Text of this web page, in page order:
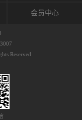
的刺激，从而引起过敏瘙
物质。 因此，身体所需的
能发挥作用，反而会造成
内效贴的作用，就是解
® （Kinesio贴扎
空间），动（流动），冷
了实现这些，贴布的质
Medical
疗贴扎）通过从皮肤表面
，改善受影响的关节和肌
的作用。对组织的营养供
皮下组织的关节囊。 流
Kinesio肌内效贴布的发明
日常生活产生反复影响
点。 筋膜容易受到外部
会员中心
Reserved